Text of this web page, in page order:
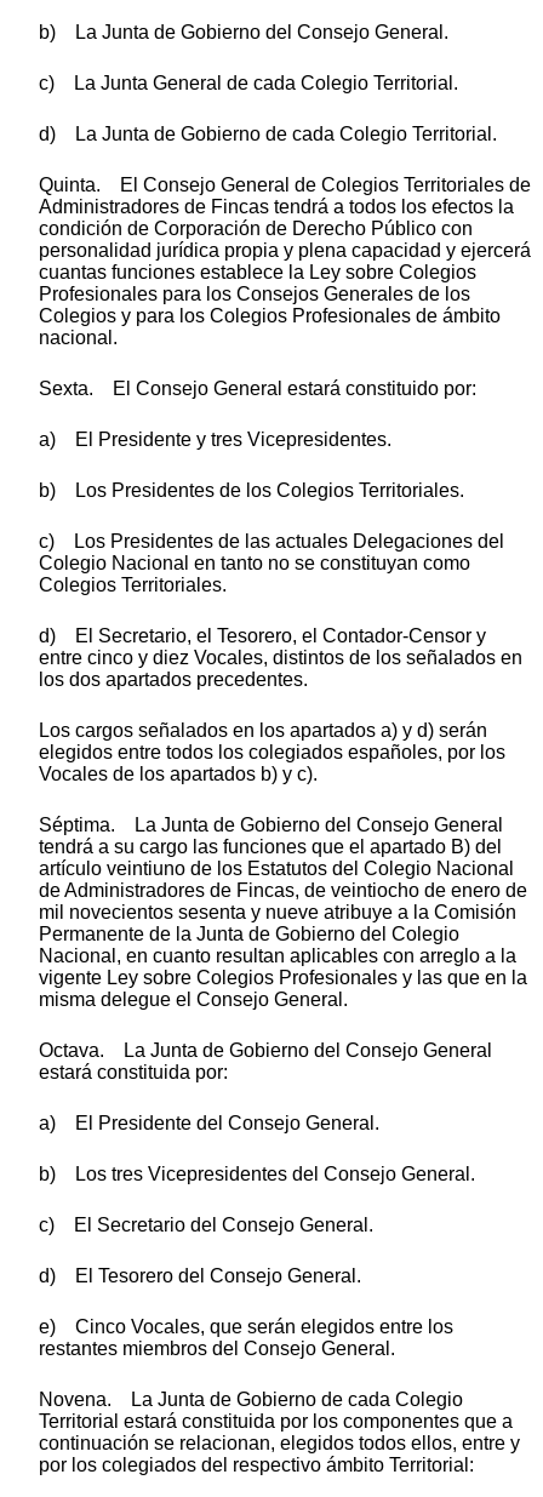
b) La Junta de Gobierno del Consejo General.
c) La Junta General de cada Colegio Territorial.
d) La Junta de Gobierno de cada Colegio Territorial.
Quinta. El Consejo General de Colegios Territoriales de
Administradores de Fincas tendrá a todos los efectos la
condición de Corporación de Derecho Público con
personalidad jurídica propia y plena capacidad y ejercerá
cuantas funciones establece la Ley sobre Colegios
Profesionales para los Consejos Generales de los
Colegios y para los Colegios Profesionales de ámbito
nacional.
Sexta. El Consejo General estará constituido por:
a) El Presidente y tres Vicepresidentes.
b) Los Presidentes de los Colegios Territoriales.
c) Los Presidentes de las actuales Delegaciones del
Colegio Nacional en tanto no se constituyan como
Colegios Territoriales.
d) El Secretario, el Tesorero, el Contador-Censor y
entre cinco y diez Vocales, distintos de los señalados en
los dos apartados precedentes.
Los cargos señalados en los apartados a) y d) serán
elegidos entre todos los colegiados españoles, por los
Vocales de los apartados b) y c).
Séptima. La Junta de Gobierno del Consejo General
tendrá a su cargo las funciones que el apartado B) del
artículo veintiuno de los Estatutos del Colegio Nacional
de Administradores de Fincas, de veintiocho de enero de
mil novecientos sesenta y nueve atribuye a la Comisión
Permanente de la Junta de Gobierno del Colegio
Nacional, en cuanto resultan aplicables con arreglo a la
vigente Ley sobre Colegios Profesionales y las que en la
misma delegue el Consejo General.
Octava. La Junta de Gobierno del Consejo General
estará constituida por:
a) El Presidente del Consejo General.
b) Los tres Vicepresidentes del Consejo General.
c) El Secretario del Consejo General.
d) El Tesorero del Consejo General.
e) Cinco Vocales, que serán elegidos entre los
restantes miembros del Consejo General.
Novena. La Junta de Gobierno de cada Colegio
Territorial estará constituida por los componentes que a
continuación se relacionan, elegidos todos ellos, entre y
por los colegiados del respectivo ámbito Territorial: